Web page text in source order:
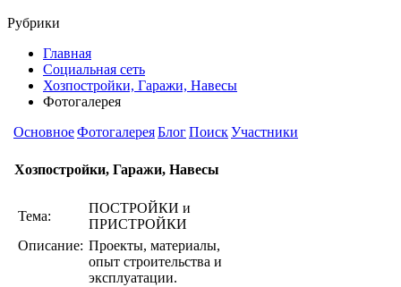
Рубрики
Главная
Социальная сеть
Хозпостройки, Гаражи, Навесы
Фотогалерея
ОсновноеФотогалереяБлогПоискУчастники
Хозпостройки, Гаражи, Навесы
Тема:
ПОСТРОЙКИ и
ПРИСТРОЙКИ
Описание: Проекты, материалы,
опыт строительства и
эксплуатации.